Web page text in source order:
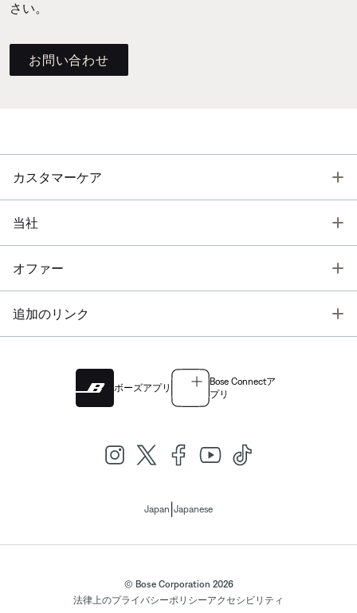
さい。
お問い合わせ
カスタマーケア
当社
オファー
追加のリンク
ボーズアプリ
Bose Connectア
プリ
Japan Japanese
© Bose Corporation 2026
法律上のプライバシーポリシーアクセシビリティ